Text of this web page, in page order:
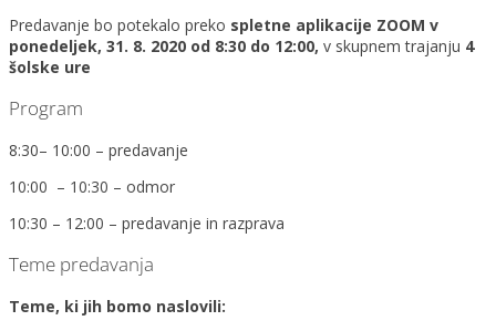
Predavanje bo potekalo preko spletne aplikacije ZOOM v
ponedeljek, 31. 8. 2020 od 8:30 do 12:00, v skupnem trajanju 4
šolske ure
Program
8:30– 10:00 – predavanje
10:00 – 10:30 – odmor
10:30 – 12:00 – predavanje in razprava
Teme predavanja
Teme, ki jih bomo naslovili: